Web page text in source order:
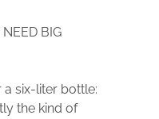
NEED BIG
six-liter bottle:
the kind of